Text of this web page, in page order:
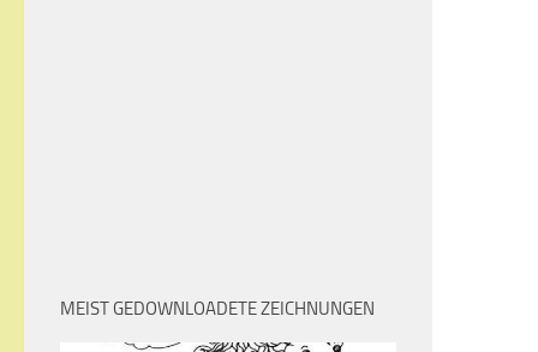
MEIST GEDOWNLOADETE ZEICHNUNGEN